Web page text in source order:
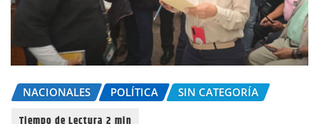
NACIONALES POLÍTICA SIN CATEGORÍA